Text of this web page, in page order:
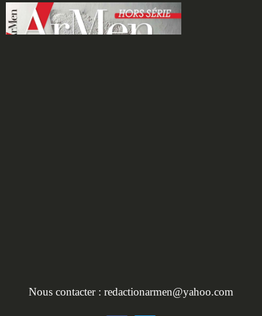
PATRIMOINE EN
Nous contacter : redactionarmen@yahoo.com